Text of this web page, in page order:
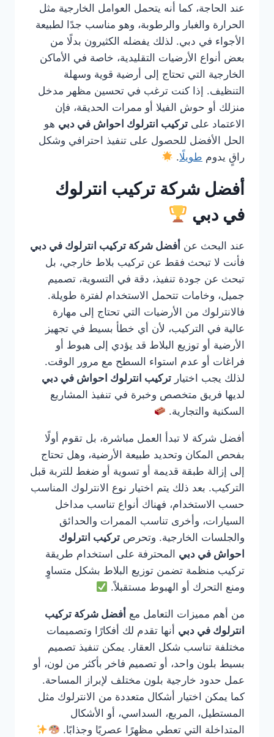
عند الحاجة، كما أنه يتحمل العوامل الخارجية مثل
الحرارة والغبار والرطوبة، وهو مناسب جدًا لطبيعة
الأجواء في دبي. لذلك يفضله الكثيرون بدلًا من
بعض أنواع الأرضيات التقليدية، خاصة في الأماكن
الخارجية التي تحتاج إلى أرضية قوية وسهلة
التنظيف. إذا كنت ترغب في تحسين مظهر مدخل
منزلك أو حوش الفيلا أو ممرات الحديقة، فإن
الاعتماد على تركيب انترلوك احواش في دبي هو
الحل الأفضل للحصول على تنفيذ احترافي وشكل
راقٍ يدوم طويلًا.
أفضل شركة تركيب انترلوك
في دبي
عند البحث عن أفضل شركة تركيب انترلوك في دبي
فأنت لا تبحث فقط عن تركيب بلاط خارجي، بل
تبحث عن جودة تنفيذ، دقة في التسوية، تصميم
جميل، وخامات تتحمل الاستخدام لفترة طويلة.
فالانترلوك من الأرضيات التي تحتاج إلى مهارة
عالية في التركيب، لأن أي خطأ بسيط في تجهيز
الأرضية أو توزيع البلاط قد يؤدي إلى هبوط أو
فراغات أو عدم استواء السطح مع مرور الوقت.
لذلك يجب اختيار تركيب انترلوك احواش في دبي
لديها فريق متخصص وخبرة في تنفيذ المشاريع
السكنية والتجارية.
أفضل شركة لا تبدأ العمل مباشرة، بل تقوم أولًا
بفحص المكان وتحديد طبيعة الأرضية، وهل تحتاج
إلى إزالة طبقة قديمة أو تسوية أو ضغط للتربة قبل
التركيب. بعد ذلك يتم اختيار نوع الانترلوك المناسب
حسب الاستخدام، فهناك أنواع تناسب مداخل
السيارات، وأخرى تناسب الممرات والحدائق
والجلسات الخارجية. وتحرص تركيب انترلوك
احواش في دبي المحترفة على استخدام طريقة
تركيب منظمة تضمن توزيع البلاط بشكل متساوٍ
ومنع التحرك أو الهبوط مستقبلاً.
من أهم مميزات التعامل مع أفضل شركة تركيب
انترلوك في دبي أنها تقدم لك أفكارًا وتصميمات
مختلفة تناسب شكل العقار. يمكن تنفيذ تصميم
بسيط بلون واحد، أو تصميم فاخر بأكثر من لون، أو
عمل حدود خارجية بلون مختلف لإبراز المساحة.
كما يمكن اختيار أشكال متعددة من الانترلوك مثل
المستطيل، المربع، السداسي، أو الأشكال
المتداخلة التي تعطي مظهرًا عصريًا وجذابًا.